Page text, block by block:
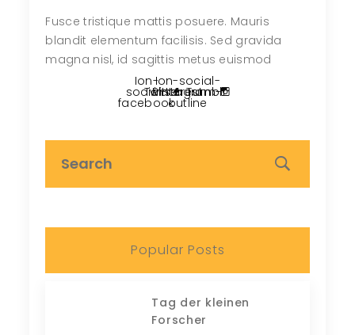
Fusce tristique mattis posuere. Mauris
blandit elementum facilisis. Sed gravida
magna nisl, id sagittis metus euismod
Ion-
social-
facebook
Twitter
Pinterest
Ion-social-
instagram-
outline
Tumblr
Popular Posts
Tag der kleinen
Forscher